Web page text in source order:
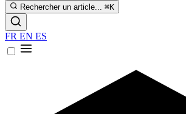
Rechercher un article... ⌘K
FR EN ES